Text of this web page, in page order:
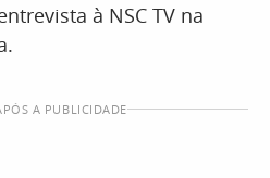
à NSC TV na
A PUBLICIDADE